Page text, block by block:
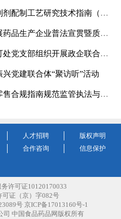
制工艺研究技术指南（试行）
普法宣贯暨质量管理提升座谈交流活动
部组织开展政企联合主题党日活动
党建联合体“聚访听”活动
指南规范监管执法与企业经营行为
人才招聘
版权声明
合作咨询
信息保护
许可证10120170033
可证（京）字082号
号 京ICP备17013160号-1
司 中国食品药品网版权所有